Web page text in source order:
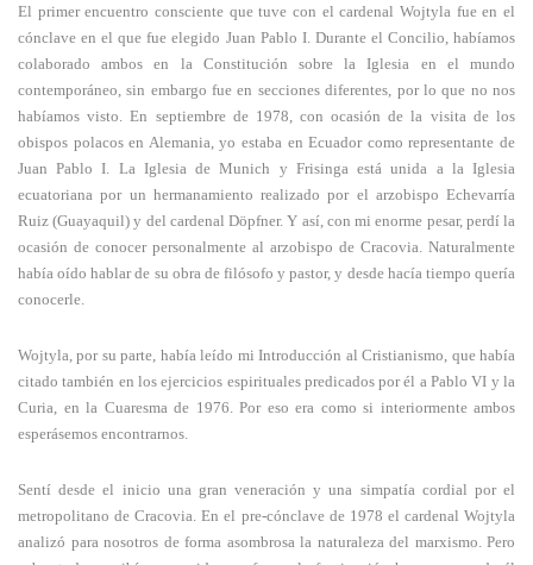
El primer encuentro consciente que tuve con el cardenal Wojtyla fue en el
cónclave en el que fue elegido Juan Pablo I. Durante el Concilio, habíamos
colaborado ambos en la Constitución sobre la Iglesia en el mundo
contemporáneo, sin embargo fue en secciones diferentes, por lo que no nos
habíamos visto. En septiembre de 1978, con ocasión de la visita de los
obispos polacos en Alemania, yo estaba en Ecuador como representante de
Juan Pablo I. La Iglesia de Munich y Frisinga está unida a la Iglesia
ecuatoriana por un hermanamiento realizado por el arzobispo Echevarría
Ruiz (Guayaquil) y del cardenal Döpfner. Y así, con mi enorme pesar, perdí la
ocasión de conocer personalmente al arzobispo de Cracovia. Naturalmente
había oído hablar de su obra de filósofo y pastor, y desde hacía tiempo quería
conocerle.
Wojtyla, por su parte, había leído mi Introducción al Cristianismo, que había
citado también en los ejercicios espirituales predicados por él a Pablo VI y la
Curia, en la Cuaresma de 1976. Por eso era como si interiormente ambos
esperásemos encontrarnos.
Sentí desde el inicio una gran veneración y una simpatía cordial por el
metropolitano de Cracovia. En el pre-cónclave de 1978 el cardenal Wojtyla
analizó para nosotros de forma asombrosa la naturaleza del marxismo. Pero